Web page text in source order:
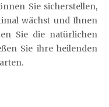
Sie sicherstellen,
wächst und Ihnen
Sie die natürlichen
Sie ihre heilenden